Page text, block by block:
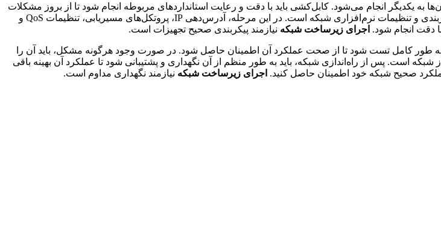
یکدیگر انجام می‌شود. کابل‌کشی باید با دقت و رعایت استانداردهای مربوطه انجام شود تا از بروز مشکلات
نیازمند کابل کشی اصولی است. گام پنجم، پیکربندی و تنظیمات نرم‌افزاری شبکه است. در این مرحله، آدرس‌دهی IP، پروتکل‌های مسیریابی، تنظیمات QoS و
دقت انجام شود. اجرای زیرساخت شبکه نیازمند پیکربندی صحیح تجهیزات است.
طور کامل تست شود تا از صحت عملکرد آن اطمینان حاصل شود. در صورت وجود هرگونه مشکل، باید آن را
شبکه است. پس از راه‌اندازی شبکه، باید به طور منظم از آن نگهداری و پشتیبانی شود تا عملکرد آن بهینه باقی
صحیح شبکه خود اطمینان حاصل کنید. اجرای زیرساخت شبکه نیازمند نگهداری مداوم است.